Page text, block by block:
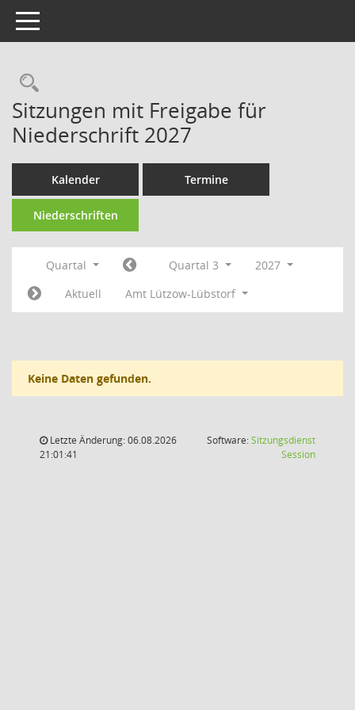
Toggle navigation
Rechercheauswahl
Sitzungen mit Freigabe für
Niederschrift 2027
Kalender Termine
Niederschriften
Quartal Quartal 3
2027
Aktuell
Amt Lützow-Lübstorf
Keine Daten gefunden.
Letzte Änderung: 06.08.2026
21:01:41
Software:Sitzungsdienst
Session(Wird in